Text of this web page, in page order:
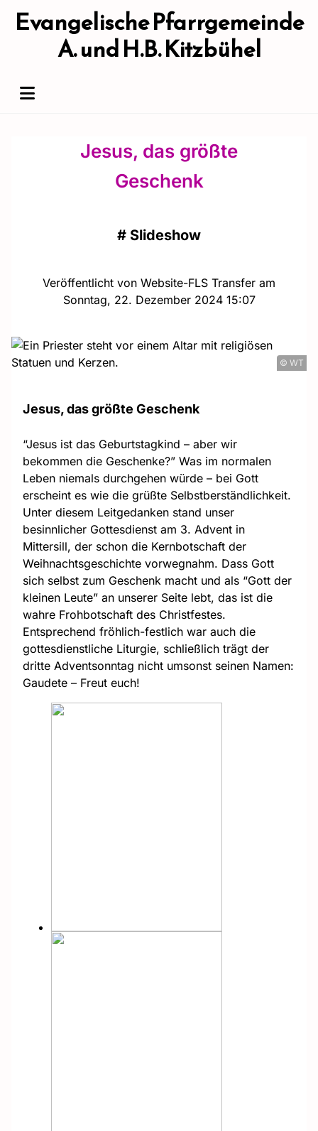
Evangelische Pfarrgemeinde
A. und H.B. Kitzbühel
Jesus, das größte
Geschenk
# Slideshow
Veröffentlicht von Website-FLS Transfer am
Sonntag, 22. Dezember 2024 15:07
© WT
Jesus, das größte Geschenk
“Jesus ist das Geburtstagkind – aber wir
bekommen die Geschenke?” Was im normalen
Leben niemals durchgehen würde – bei Gott
erscheint es wie die grüßte Selbstberständlichkeit.
Unter diesem Leitgedanken stand unser
besinnlicher Gottesdienst am 3. Advent in
Mittersill, der schon die Kernbotschaft der
Weihnachtsgeschichte vorwegnahm. Dass Gott
sich selbst zum Geschenk macht und als “Gott der
kleinen Leute” an unserer Seite lebt, das ist die
wahre Frohbotschaft des Christfestes.
Entsprechend fröhlich-festlich war auch die
gottesdienstliche Liturgie, schließlich trägt der
dritte Adventsonntag nicht umsonst seinen Namen:
Gaudete – Freut euch!